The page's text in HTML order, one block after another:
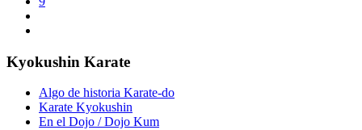
Kyokushin Karate
Algo de historia Karate-do
Karate Kyokushin
En el Dojo / Dojo Kum